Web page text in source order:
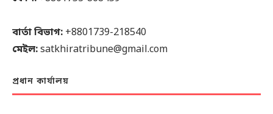
বার্তা বিভাগ: +8801739-218540
মেইল:satkhiratribune@gmail.com
প্রধান কার্যালয়